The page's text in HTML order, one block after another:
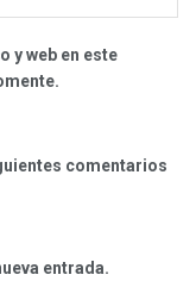
y web en este
comentarios
entrada.